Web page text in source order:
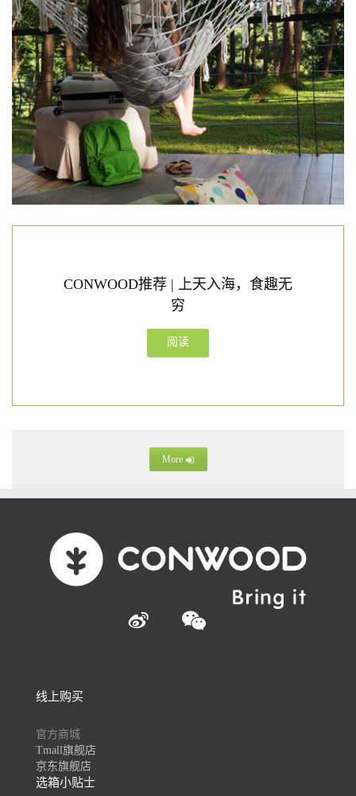
CONWOOD推荐 | 上天入海，食趣无
穷
阅读
More
 
线上购买
官方商城
Tmall旗舰店
京东旗舰店
选箱小贴士